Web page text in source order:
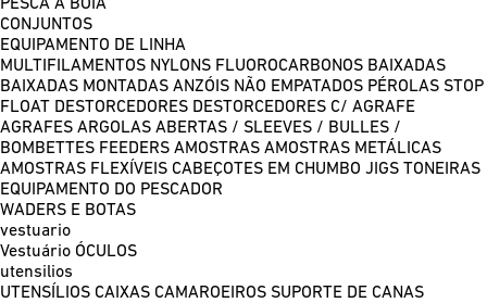
PESCA À BOIA
CONJUNTOS
EQUIPAMENTO DE LINHA
MULTIFILAMENTOS NYLONS FLUOROCARBONOS BAIXADAS
BAIXADAS MONTADAS ANZÓIS NÃO EMPATADOS PÉROLAS STOP
FLOAT DESTORCEDORES DESTORCEDORES C/ AGRAFE
AGRAFES ARGOLAS ABERTAS / SLEEVES / BULLES /
BOMBETTES FEEDERS AMOSTRAS AMOSTRAS METÁLICAS
AMOSTRAS FLEXÍVEIS CABEÇOTES EM CHUMBO JIGS TONEIRAS
EQUIPAMENTO DO PESCADOR
WADERS E BOTAS
vestuario
Vestuário ÓCULOS
utensilios
UTENSÍLIOS CAIXAS CAMAROEIROS SUPORTE DE CANAS